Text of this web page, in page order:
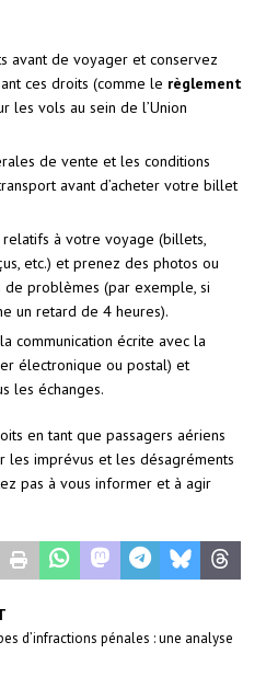
avant de voyager et conservez
ces droits (comme le règlement
les vols au sein de l’Union
de vente et les conditions
avant d’acheter votre billet
à votre voyage (billets,
etc.) et prenez des photos ou
de problèmes (par exemple, si
un retard de 4 heures).
communication écrite avec la
électronique ou postal) et
les échanges.
en tant que passagers aériens
imprévus et les désagréments
pas à vous informer et à agir
d’infractions pénales : une analyse